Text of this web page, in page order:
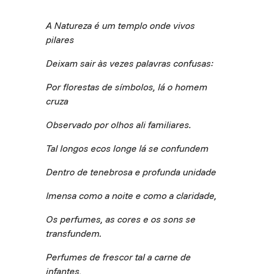
A Natureza é um templo onde vivos
pilares
Deixam sair às vezes palavras confusas:
Por florestas de símbolos, lá o homem
cruza
Observado por olhos ali familiares.
Tal longos ecos longe lá se confundem
Dentro de tenebrosa e profunda unidade
Imensa como a noite e como a claridade,
Os perfumes, as cores e os sons se
transfundem.
Perfumes de frescor tal a carne de
infantes,